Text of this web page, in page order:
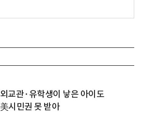
외교관·유학생이 낳은 아이도
美시민권 못 받아